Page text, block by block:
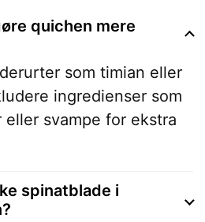
quichen mere
som timian eller
ingredienser som
svampe for ekstra
spinatblade i